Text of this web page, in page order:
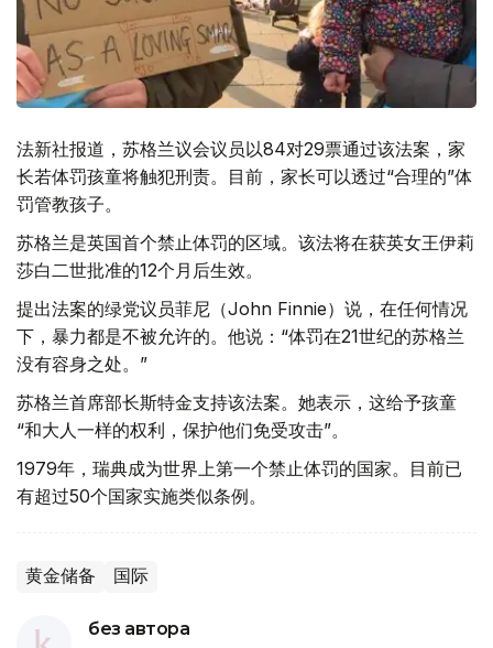
法新社报道，苏格兰议会议员以84对29票通过该法案，家
长若体罚孩童将触犯刑责。目前，家长可以透过“合理的”体
罚管教孩子。
苏格兰是英国首个禁止体罚的区域。该法将在获英女王伊莉
莎白二世批准的12个月后生效。
提出法案的绿党议员菲尼（John Finnie）说，在任何情况
下，暴力都是不被允许的。他说：“体罚在21世纪的苏格兰
没有容身之处。”
苏格兰首席部长斯特金支持该法案。她表示，这给予孩童
“和大人一样的权利，保护他们免受攻击”。
1979年，瑞典成为世界上第一个禁止体罚的国家。目前已
有超过50个国家实施类似条例。
黄金储备 国际
без автора